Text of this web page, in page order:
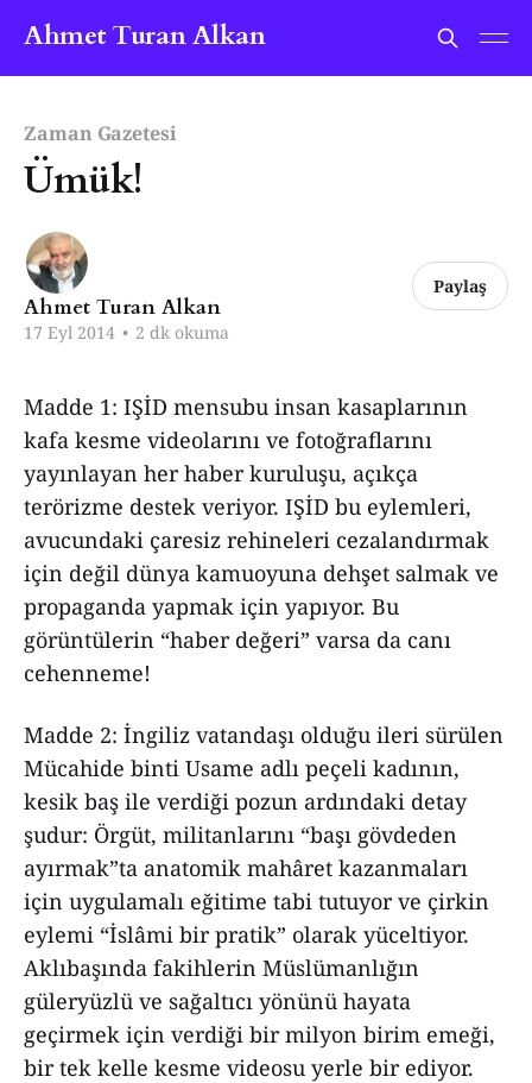
Ahmet Turan Alkan
Zaman Gazetesi
Ümük!
Ahmet Turan Alkan
17 Eyl 2014 • 2 dk okuma
Paylaş
Madde 1: IŞİD mensubu insan kasaplarının
kafa kesme videolarını ve fotoğraflarını
yayınlayan her haber kuruluşu, açıkça
terörizme destek veriyor. IŞİD bu eylemleri,
avucundaki çaresiz rehineleri cezalandırmak
için değil dünya kamuoyuna dehşet salmak ve
propaganda yapmak için yapıyor. Bu
görüntülerin “haber değeri” varsa da canı
cehenneme!
Madde 2: İngiliz vatandaşı olduğu ileri sürülen
Mücahide binti Usame adlı peçeli kadının,
kesik baş ile verdiği pozun ardındaki detay
şudur: Örgüt, militanlarını “başı gövdeden
ayırmak”ta anatomik mahâret kazanmaları
için uygulamalı eğitime tabi tutuyor ve çirkin
eylemi “İslâmi bir pratik” olarak yüceltiyor.
Aklıbaşında fakihlerin Müslümanlığın
güleryüzlü ve sağaltıcı yönünü hayata
geçirmek için verdiği bir milyon birim emeği,
bir tek kelle kesme videosu yerle bir ediyor.